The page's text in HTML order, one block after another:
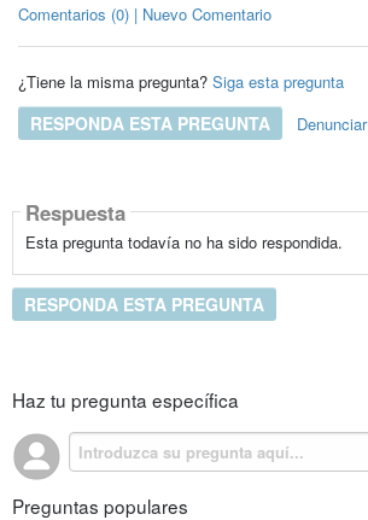
Comentarios (0) | Nuevo Comentario
¿Tiene la misma pregunta? Siga esta pregunta
RESPONDA ESTA PREGUNTA Denunciar
Respuesta
Esta pregunta todavía no ha sido respondida.
RESPONDA ESTA PREGUNTA
Haz tu pregunta específica
Preguntas populares